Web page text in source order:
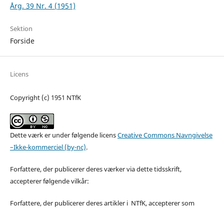
Årg. 39 Nr. 4 (1951)
Sektion
Forside
Licens
Copyright (c) 1951 NTfK
Dette værk er under følgende licensCreative Commons Navngivelse
–Ikke-kommerciel (by-nc).
Forfattere, der publicerer deres værker via dette tidsskrift,
accepterer følgende vilkår:
Forfattere, der publicerer deres artikler i NTfK, accepterer som